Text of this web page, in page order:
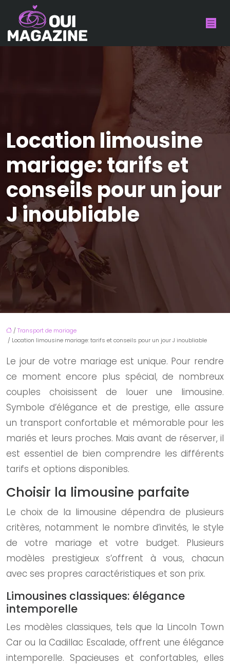
Location limousine
mariage: tarifs et
conseils pour un jour
J inoubliable
/Transport de mariage
/ Location limousine mariage: tarifs et conseils pour un jour J inoubliable
Le jour de votre mariage est unique. Pour rendre
ce moment encore plus spécial, de nombreux
couples choisissent de louer une limousine.
Symbole d’élégance et de prestige, elle assure
un transport confortable et mémorable pour les
mariés et leurs proches. Mais avant de réserver, il
est essentiel de bien comprendre les différents
tarifs et options disponibles.
Choisir la limousine parfaite
Le choix de la limousine dépendra de plusieurs
critères, notamment le nombre d’invités, le style
de votre mariage et votre budget. Plusieurs
modèles prestigieux s’offrent à vous, chacun
avec ses propres caractéristiques et son prix.
Limousines classiques: élégance
intemporelle
Les modèles classiques, tels que la Lincoln Town
Car ou la Cadillac Escalade, offrent une élégance
intemporelle. Spacieuses et confortables, elles